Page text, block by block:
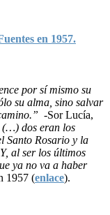
en 1957.
por sí mismo su
su alma, sino salvar
-Sor Lucía,
(…) dos eran los
Santo Rosario y la
al ser los últimos
ya no va a haber
1957 (enlace).